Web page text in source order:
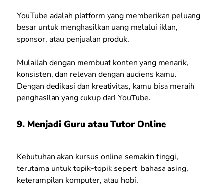
YouTube adalah platform yang memberikan peluang
besar untuk menghasilkan uang melalui iklan,
sponsor, atau penjualan produk.
Mulailah dengan membuat konten yang menarik,
konsisten, dan relevan dengan audiens kamu.
Dengan dedikasi dan kreativitas, kamu bisa meraih
penghasilan yang cukup dari YouTube.
9. Menjadi Guru atau Tutor Online
Kebutuhan akan kursus online semakin tinggi,
terutama untuk topik-topik seperti bahasa asing,
keterampilan komputer, atau hobi.